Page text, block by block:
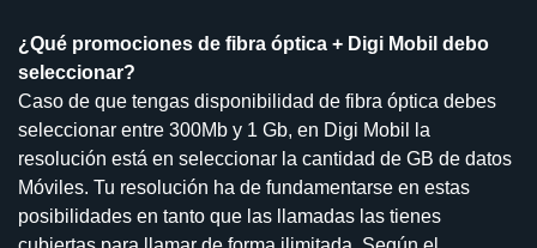
¿Qué promociones de fibra óptica + Digi Mobil debo
seleccionar?
Caso de que tengas disponibilidad de fibra óptica debes
seleccionar entre 300Mb y 1 Gb, en Digi Mobil la
resolución está en seleccionar la cantidad de GB de datos
Móviles. Tu resolución ha de fundamentarse en estas
posibilidades en tanto que las llamadas las tienes